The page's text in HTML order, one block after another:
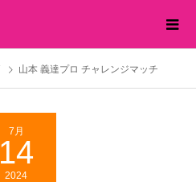
山本 義達プロ チャレンジマッチ
7月
14
2024